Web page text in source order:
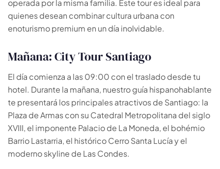
operada por la misma familia. Este tour es ideal para
quienes desean combinar cultura urbana con
enoturismo premium en un día inolvidable.
Mañana: City Tour Santiago
El día comienza a las 09:00 con el traslado desde tu
hotel. Durante la mañana, nuestro guía hispanohablante
te presentará los principales atractivos de Santiago: la
Plaza de Armas con su Catedral Metropolitana del siglo
XVIII, el imponente Palacio de La Moneda, el bohémio
Barrio Lastarria, el histórico Cerro Santa Lucía y el
moderno skyline de Las Condes.
Responde las preguntas de al lado para filtrar los
tours y paquetes.